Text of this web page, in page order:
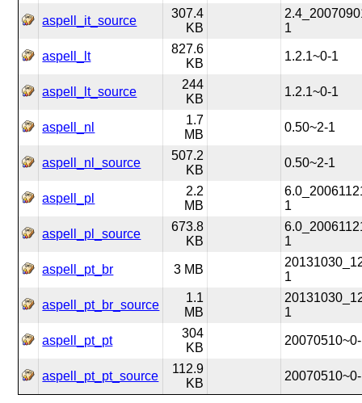
aspell_it_source
307.4
KB
1
aspell_lt
827.6
KB
1.2.1~0-1
aspell_lt_source
244
KB
1.2.1~0-1
aspell_nl
1.7
MB
0.50~2-1
aspell_nl_source
507.2
KB
0.50~2-1
aspell_pl
2.2
MB
1
aspell_pl_source
673.8
KB
1
aspell_pt_br 3 MB
1
aspell_pt_br_source
1.1
MB
1
aspell_pt_pt
304
KB
aspell_pt_pt_source
112.9
KB